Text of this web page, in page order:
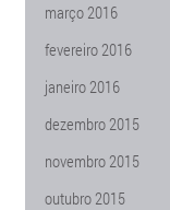
março 2016
fevereiro 2016
janeiro 2016
dezembro 2015
novembro 2015
outubro 2015